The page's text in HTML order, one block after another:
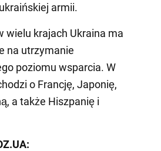
armii.
wielu krajach Ukraina ma
na utrzymanie
poziomu wsparcia. W
o Francję, Japonię,
a także Hiszpanię i